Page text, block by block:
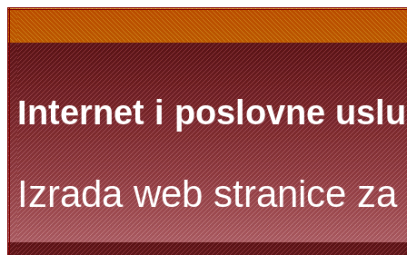
Internet i poslovne
Izrada web stranice